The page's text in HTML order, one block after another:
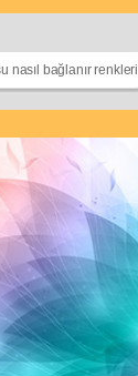
nasıl bağlanır renkleri